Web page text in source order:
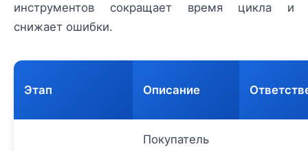
инструментов сокращает время цикла и
снижает ошибки.
Этап Описание
Покупатель